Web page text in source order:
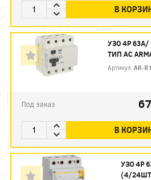
В
УЗО 4P
ТИП АC
Артикул:AR-
Под заказ
В
УЗО 4P
(4/